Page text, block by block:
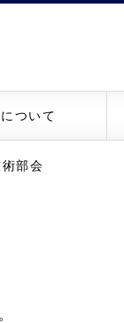
ついて
部会